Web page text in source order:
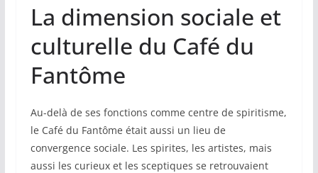
La dimension sociale et
culturelle du Café du
Fantôme
Au-delà de ses fonctions comme centre de spiritisme,
le Café du Fantôme était aussi un lieu de
convergence sociale. Les spirites, les artistes, mais
aussi les curieux et les sceptiques se retrouvaient